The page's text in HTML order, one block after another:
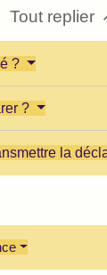
Tout replier
?
?
la